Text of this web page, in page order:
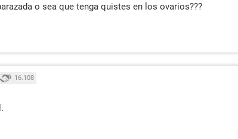
o sea que tenga quistes en los ovarios???
16.108